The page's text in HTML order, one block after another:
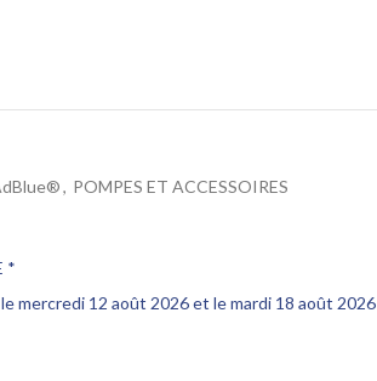
, POMPES ET ACCESSOIRES
*
mercredi 12 août 2026 et le mardi 18 août 2026